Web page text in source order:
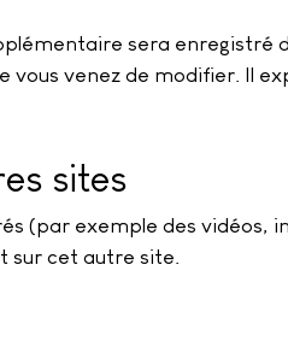
sera
venez de modifier. Il
sites
(par exemple des vidéos,
sur cet autre site.